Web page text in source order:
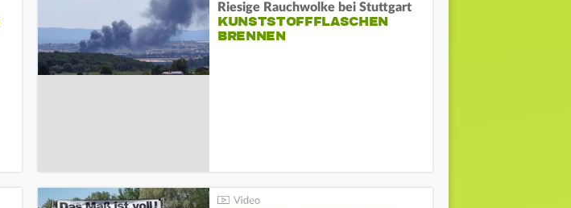
Riesige Rauchwolke bei Stuttgart
KUNSTSTOFFFLASCHEN
BRENNEN